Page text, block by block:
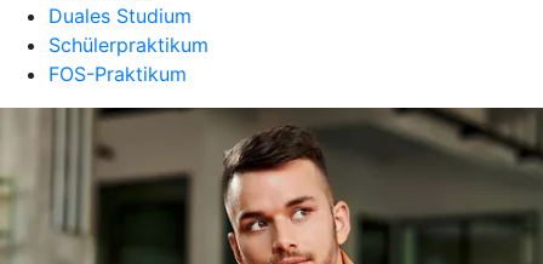
Duales Studium
Schülerpraktikum
FOS-Praktikum